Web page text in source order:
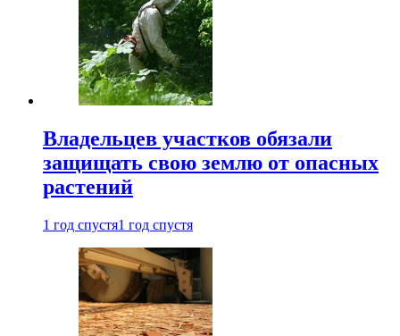
Владельцев участков обязали
защищать свою землю от опасных
растений
1 год спустя1 год спустя